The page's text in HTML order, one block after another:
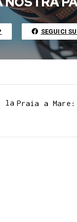
i
n
k
SEGUICI
la Praia a Mare: